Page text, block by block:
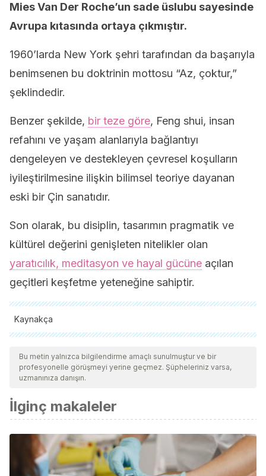
Mies Van Der Roche’un sade üslubu sayesinde
Avrupa kıtasında ortaya çıkmıştır.
1960’larda New York şehri tarafından da başarıyla
benimsenen bu doktrinin mottosu “Az, çoktur,”
şeklindedir.
Benzer şekilde, bir teze göre, Feng shui, insan
refahını ve yaşam alanlarıyla bağlantıyı
dengeleyen ve destekleyen çevresel koşulların
iyileştirilmesine ilişkin bilimsel teoriye dayanan
eski bir Çin sanatıdır.
Son olarak, bu disiplin, tasarımın pragmatik ve
kültürel değerini genişleten nitelikler olan
yaratıcılık, meditasyon ve hayal gücüne açılan
geçitleri keşfetme yeteneğine sahiptir.
Kaynakça
Tüm alıntı yapılan kaynaklar, kalitelerini, güvenilirliklerini,
güncelliklerini ve geçerliliklerini sağlamak için ekibimiz
tarafından derinlemesine incelendi. Bu makalenin bibliyografisi
kabul edildi.
Universidad Complutense de Madrid. Yang, Hua. Fen Shui
y espacio. España 2017.
Universidad Nacional de Loja. Pauta Freire, Carmen
Graciela. Decoración de un espacio comercial para la
Bu metin yalnızca bilgilendirme amaçlı sunulmuştur ve bir
profesyonelle görüşmeyi yerine geçmez. Şüpheleriniz varsa,
uzmanınıza danışın.
İlginç makaleler